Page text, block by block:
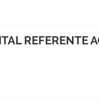
REFERENTE